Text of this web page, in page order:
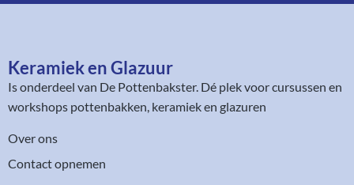
Keramiek en Glazuur​
Is onderdeel van De Pottenbakster. Dé plek voor cursussen en
workshops pottenbakken, keramiek en glazuren
Over ons
Contact opnemen